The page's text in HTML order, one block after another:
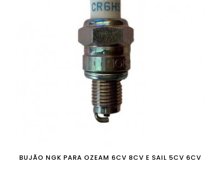
BUJÃO NGK PARA OZEAM 6CV 8CV E SAIL 5CV 6CV